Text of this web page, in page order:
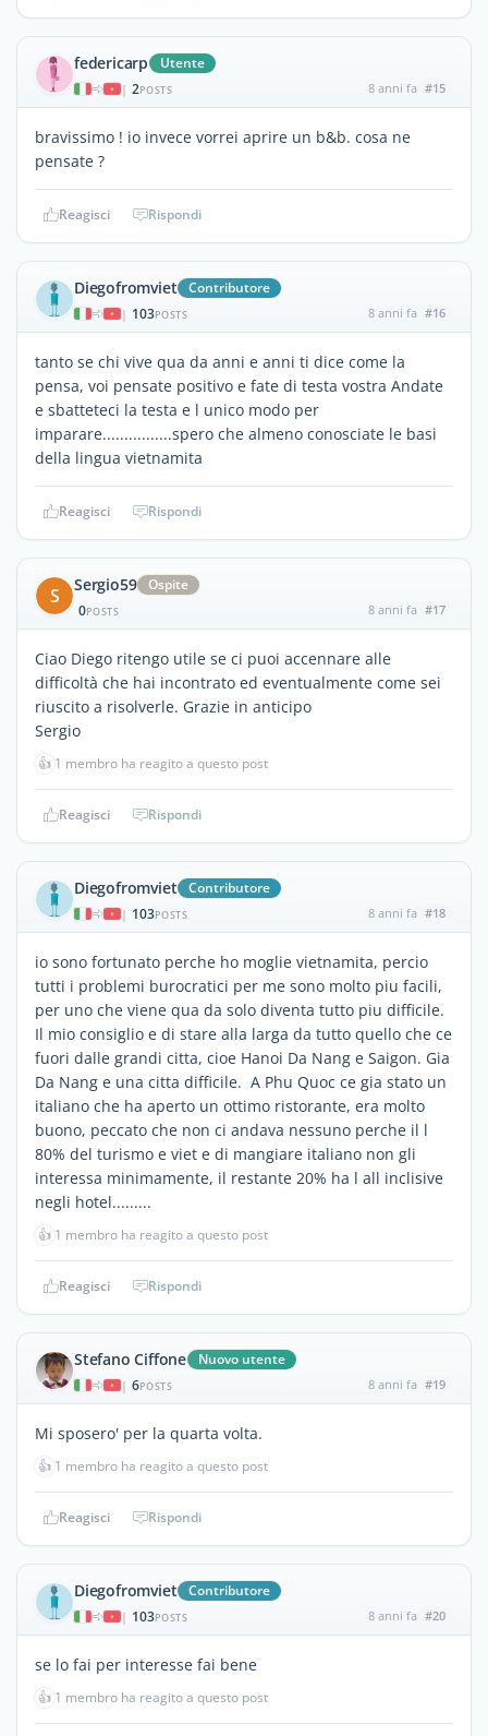
federicarp Utente
| 2POSTS 8 anni fa #15
bravissimo ! io invece vorrei aprire un b&b. cosa ne
pensate ?
Reagisci Rispondi
Diegofromviet Contributore
| 103POSTS 8 anni fa #16
tanto se chi vive qua da anni e anni ti dice come la
pensa, voi pensate positivo e fate di testa vostra Andate
e sbatteteci la testa e l unico modo per
imparare................spero che almeno conosciate le basi
della lingua vietnamita
Reagisci Rispondi
S Sergio59
Ospite
0POSTS 8 anni fa #17
Ciao Diego ritengo utile se ci puoi accennare alle
difficoltà che hai incontrato ed eventualmente come sei
riuscito a risolverle. Grazie in anticipo
Sergio
👍 1 membro ha reagito a questo post
Reagisci Rispondi
Diegofromviet Contributore
| 103POSTS 8 anni fa #18
io sono fortunato perche ho moglie vietnamita, percio
tutti i problemi burocratici per me sono molto piu facili,
per uno che viene qua da solo diventa tutto piu difficile.
Il mio consiglio e di stare alla larga da tutto quello che ce
fuori dalle grandi citta, cioe Hanoi Da Nang e Saigon. Gia
Da Nang e una citta difficile. A Phu Quoc ce gia stato un
italiano che ha aperto un ottimo ristorante, era molto
buono, peccato che non ci andava nessuno perche il l
80% del turismo e viet e di mangiare italiano non gli
interessa minimamente, il restante 20% ha l all inclisive
negli hotel.........
👍 1 membro ha reagito a questo post
Reagisci Rispondi
Stefano Ciffone Nuovo utente
| 6POSTS 8 anni fa #19
Mi sposero' per la quarta volta.
👍 1 membro ha reagito a questo post
Reagisci Rispondi
Diegofromviet Contributore
| 103POSTS 8 anni fa #20
se lo fai per interesse fai bene
👍 1 membro ha reagito a questo post